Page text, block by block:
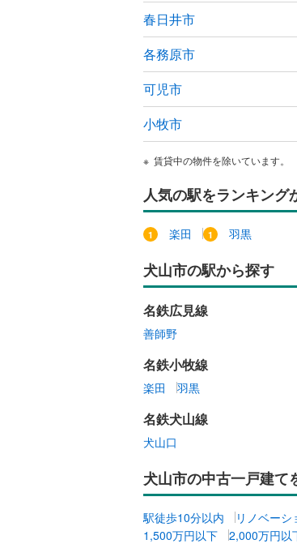
春日井市
各務原市
可児市
小牧市
賃貸中の物件を除いています。
人気の駅をランキング
楽田 羽黒
犬山市の駅から探す
名鉄広見線
善師野
名鉄小牧線
楽田 羽黒
名鉄犬山線
犬山口
犬山市の中古一戸建て
駅徒歩10分以内 リノベーシ
1,500万円以下
2,000万円以